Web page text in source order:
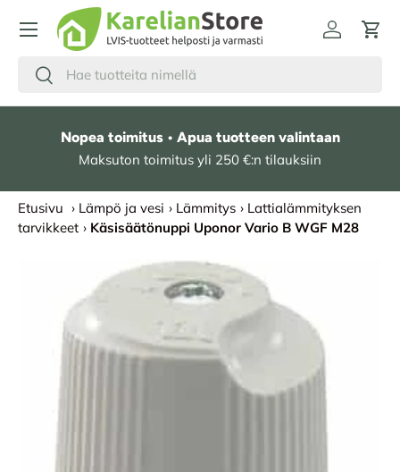
HYPPÄÄ SISÄLTÖÖN
Hae
Etsi
Kirjaudu
Nopea toimitus • Apua tuotteen valintaan
Maksuton toimitus yli 250 €:n tilauksiin
Etusivu › Lämpö ja vesi › Lämmitys › Lattialämmityksen
tarvikkeet › Käsisäätönuppi Uponor Vario B WGF M28
SIIRRY TUOTETIETOIHIN